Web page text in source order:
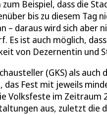
Beispiel, dass die
bis zu diesem
– daraus wird sich
Es ist auch möglich,
von Dezernentin und
(GKS) als
das Fest mit jeweils
Volksfeste im
aus, zuletzt die